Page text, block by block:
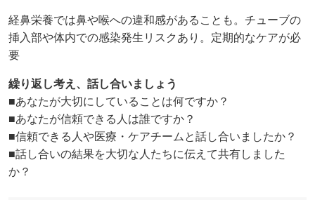
経鼻栄養では鼻や喉への違和感があることも。チューブの
挿入部や体内での感染発生リスクあり。定期的なケアが必
要
繰り返し考え、話し合いましょう
■あなたが大切にしていることは何ですか？
■あなたが信頼できる人は誰ですか？
■信頼できる人や医療・ケアチームと話し合いましたか？
■話し合いの結果を大切な人たちに伝えて共有しました
か？